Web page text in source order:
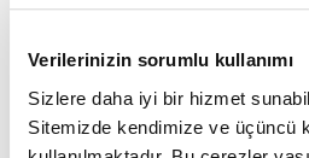
Verilerinizin sorumlu kullanımı
Sizlere daha iyi bir hizmet
Sitemizde kendimize ve üçüncü
sebebiyle öne çıkıyor.
Denizli ve Aydın'da yıllık
üretiliyor. Sektörü bölgesi
değerlendiren Uçak, ''2024